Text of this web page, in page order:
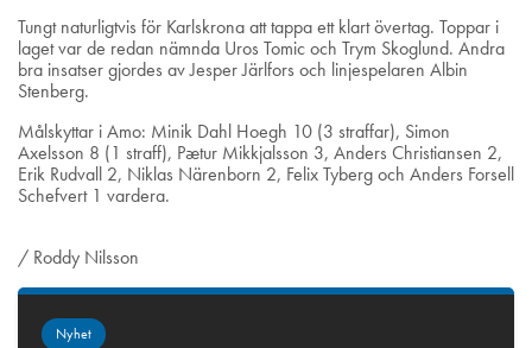
Tungt naturligtvis för Karlskrona att tappa ett klart övertag. Toppar i
laget var de redan nämnda Uros Tomic och Trym Skoglund. Andra
bra insatser gjordes av Jesper Järlfors och linjespelaren Albin
Stenberg.
Målskyttar i Amo: Minik Dahl Hoegh 10 (3 straffar), Simon
Axelsson 8 (1 straff), Pætur Mikkjalsson 3, Anders Christiansen 2,
Erik Rudvall 2, Niklas Närenborn 2, Felix Tyberg och Anders Forsell
Schefvert 1 vardera.
/ Roddy Nilsson
Nyhet